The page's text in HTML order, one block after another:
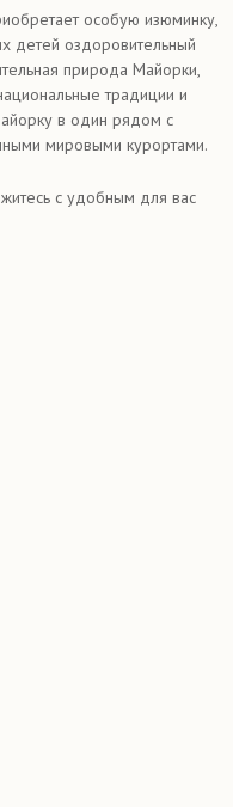
особую изюминку,
детей оздоровительный
природа Майорки,
традиции и
в один рядом с
мировыми курортами.
с удобным для вас